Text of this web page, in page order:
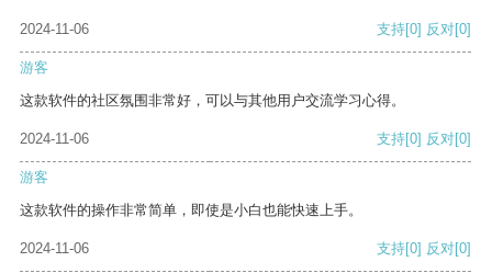
2024-11-06 支持[0] 反对[0]
游客
这款软件的社区氛围非常好，可以与其他用户交流学习心得。
2024-11-06 支持[0] 反对[0]
游客
这款软件的操作非常简单，即使是小白也能快速上手。
2024-11-06 支持[0] 反对[0]